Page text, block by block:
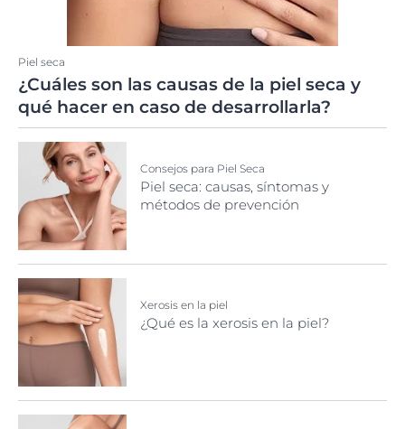
Piel seca
¿Cuáles son las causas de la piel seca y
qué hacer en caso de desarrollarla?
Consejos para Piel Seca
Piel seca: causas, síntomas y
métodos de prevención
Xerosis en la piel
¿Qué es la xerosis en la piel?